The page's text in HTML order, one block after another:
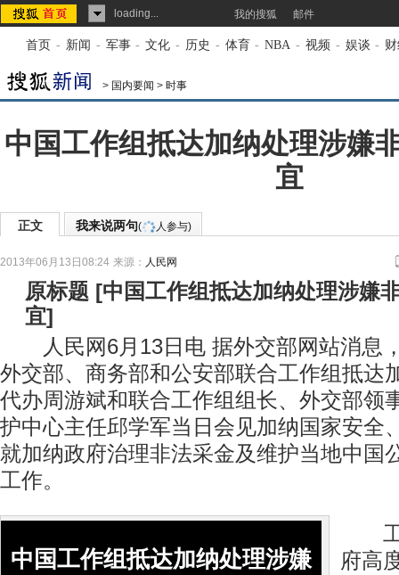
loading... 我的搜狐 邮件
首页 - 新闻 - 军事 - 文化 - 历史 - 体育 - NBA - 视频 - 娱谈 -
> 国内要闻 > 时事
中国工作组抵达加纳处理涉嫌
宜
正文 我来说两句( 人参与)
2013年06月13日08:24 来源： 人民网
原标题 [中国工作组抵达加纳处理涉嫌
宜]
人民网6月13日电 据外交部网站消息
外交部、商务部和公安部联合工作组抵达
代办周游斌和联合工作组组长、外交部领
护中心主任邱学军当日会见加纳国家安全
就加纳政府治理非法采金及维护当地中国
工作。
中国工作组抵达加纳处理涉嫌
工
府高